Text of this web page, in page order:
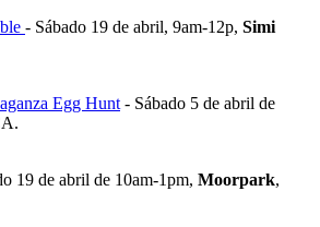
- Sábado 19 de abril, 9am-12p, Simi
Egg Hunt - Sábado 5 de abril de
19 de abril de 10am-1pm, Moorpark,